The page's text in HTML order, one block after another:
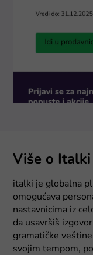
Više o Italki
italki je globalna
omogućava
nastavnicima iz
da usavršiš
gramatičke
svojim tempom,